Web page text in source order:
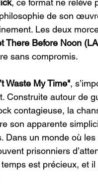
, ce format ne relève
de son
Les deux
There Before Noon
sans compromis.
Waste My Time",
Construite autour de
contagieuse, la
son apparente
Dans un monde où
prisonniers
est précieux, et